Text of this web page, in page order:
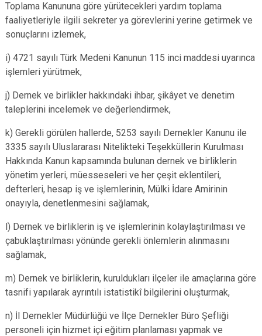
Toplama Kanununa göre yürütecekleri yardım toplama
faaliyetleriyle ilgili sekreter ya görevlerini yerine getirmek ve
sonuçlarını izlemek,
i) 4721 sayılı Türk Medeni Kanunun 115 inci maddesi uyarınca
işlemleri yürütmek,
j) Dernek ve birlikler hakkındaki ihbar, şikâyet ve denetim
taleplerini incelemek ve değerlendirmek,
k) Gerekli görülen hallerde, 5253 sayılı Dernekler Kanunu ile
3335 sayılı Uluslararası Nitelikteki Teşekküllerin Kurulması
Hakkında Kanun kapsamında bulunan dernek ve birliklerin
yönetim yerleri, müesseseleri ve her çeşit eklentileri,
defterleri, hesap iş ve işlemlerinin, Mülki İdare Amirinin
onayıyla, denetlenmesini sağlamak,
l) Dernek ve birliklerin iş ve işlemlerinin kolaylaştırılması ve
çabuklaştırılması yönünde gerekli önlemlerin alınmasını
sağlamak,
m) Dernek ve birliklerin, kuruldukları ilçeler ile amaçlarına göre
tasnifi yapılarak ayrıntılı istatistikî bilgilerini oluşturmak,
n) İl Dernekler Müdürlüğü ve İlçe Dernekler Büro Şefliği
personeli için hizmet içi eğitim planlaması yapmak ve